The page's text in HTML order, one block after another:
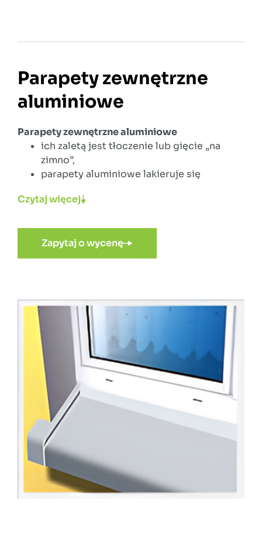
Parapety zewnętrzne
aluminiowe
Parapety zewnętrzne aluminiowe
ich zaletą jest tłoczenie lub gięcie „na
zimno”,
parapety aluminiowe lakieruje się
ich trwałość i wytrzymałość jest bardzo
czynniki atmosferyczne nie powodują
zmian i zniszczeń w nich,
cechują się niepodatnością na środki
stylowe i gustowne,
parapety aluminiowe są dostępne w wielu
wzorach i kolorach palety RAL.
Czytaj więcej
Zapytaj o wycenę